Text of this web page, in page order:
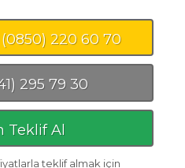
220 60 70
295 79 30
Teklif Al
teklif almak için